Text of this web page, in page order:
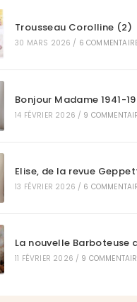
Trousseau Corolline (2)
30 MARS 2026 / 6
Bonjour Madame 1941-
14 FÉVRIER 2026 / 9
Elise, de la revue
13 FÉVRIER 2026 / 6
La nouvelle Barboteuse
11 FÉVRIER 2026 / 9